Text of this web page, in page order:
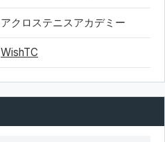
アクロステニスアカデミー
WishTC